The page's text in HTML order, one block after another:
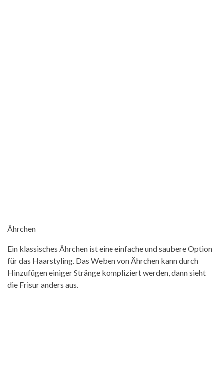
Ährchen
Ein klassisches Ährchen ist eine einfache und saubere Option
für das Haarstyling. Das Weben von Ährchen kann durch
Hinzufügen einiger Stränge kompliziert werden, dann sieht
die Frisur anders aus.